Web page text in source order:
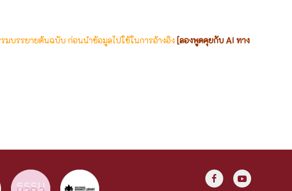
มบรรยายต้นฉบับ ก่อนนำข้อมูลไปใช้ในการอ้างอิง [ลองพูดคุยกับ AI ทาง